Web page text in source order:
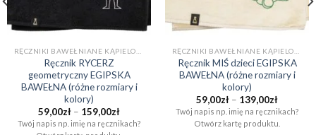
Ręcznik RYCERZ
geometryczny EGIPSKA
BAWEŁNA (różne rozmiary i
kolory)
59,00zł – 159,00złZakres
cen:
od
Twój napis np. imię na ręcznikach?
Ręcznik MIŚ dzieci EGIPSKA
BAWEŁNA (różne rozmiary i
kolory)
59,00zł – 139,00złZakres
cen:
od
59,00zł
Twój napis np. imię na ręcznikach?
Otwórz kartę produktu.